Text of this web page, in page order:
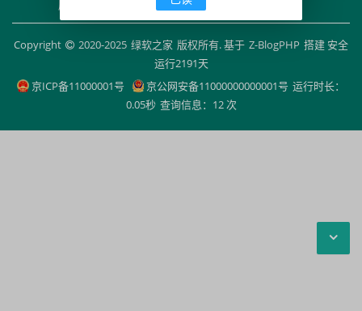
版权声明 联系我们
Copyright 2020-2025 绿软之家 版权所有. 基于 Z-BlogPHP 搭建 安全
运行2191天
京ICP备11000001号
京公网安备11000000000001号 运行时长：
0.05秒 查询信息：12 次